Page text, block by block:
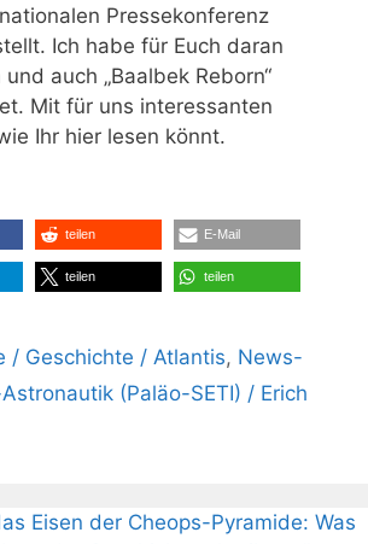
Pressekonferenz
Ich habe für Euch daran
auch „Baalbek Reborn“
Mit für uns interessanten
Ihr hier lesen könnt.
teilen E-Mail
teilen teilen
/ Geschichte / Atlantis, News-
(Paläo-SETI) / Erich